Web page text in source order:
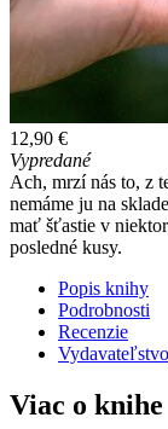
12,90 €
Vypredané
Ach, mrzí nás to, z
nemáme ju na
mať šťastie v
posledné kusy.
Popis knihy
Podrobnosti
Recenzie
Vydavateľstvo
Viac o knihe